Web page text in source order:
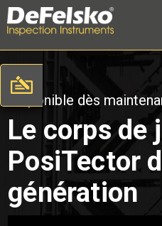
Disponible dès
Le corps de
PosiTector
génération